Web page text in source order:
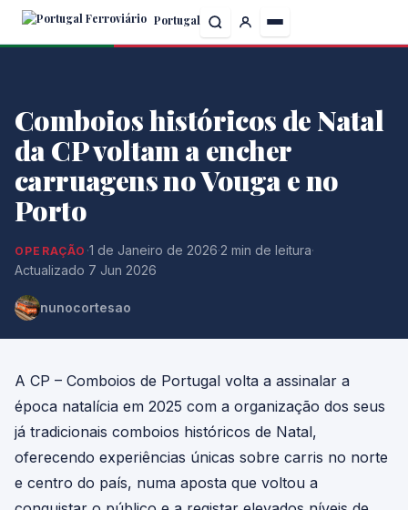
Skip
Portugal
Comboios históricos de Natal
da CP voltam a encher
carruagens no Vouga e no
Porto
OPERAÇÃO ·1 de Janeiro de 2026·2 min de leitura·
Actualizado 7 Jun 2026
nunocortesao
A CP – Comboios de Portugal volta a assinalar a
época natalícia em 2025 com a organização dos seus
já tradicionais comboios históricos de Natal,
oferecendo experiências únicas sobre carris no norte
e centro do país, numa aposta que voltou a